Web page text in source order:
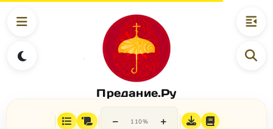
Предание.Ру
− 110% +